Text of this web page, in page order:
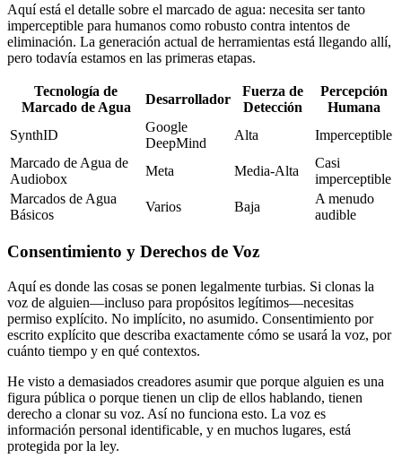
Aquí está el detalle sobre el marcado de agua: necesita ser tanto
imperceptible para humanos como robusto contra intentos de
eliminación. La generación actual de herramientas está llegando allí,
pero todavía estamos en las primeras etapas.
Tecnología de
Marcado de Agua
Desarrollador
Fuerza de
Detección
Percepción
Humana
SynthID
Google
DeepMind
Alta
Imperceptible
Marcado de Agua de
Audiobox
Meta Media-Alta
Casi
imperceptible
Marcados de Agua
Básicos
Varios Baja
A menudo
audible
Consentimiento y Derechos de Voz
Aquí es donde las cosas se ponen legalmente turbias. Si clonas la
voz de alguien—incluso para propósitos legítimos—necesitas
permiso explícito. No implícito, no asumido. Consentimiento por
escrito explícito que describa exactamente cómo se usará la voz, por
cuánto tiempo y en qué contextos.
He visto a demasiados creadores asumir que porque alguien es una
figura pública o porque tienen un clip de ellos hablando, tienen
derecho a clonar su voz. Así no funciona esto. La voz es
información personal identificable, y en muchos lugares, está
protegida por la ley.